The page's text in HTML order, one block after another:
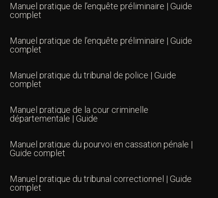
Manuel pratique de l’enquête préliminaire | Guide
complet
Manuel pratique de l’enquête préliminaire | Guide
complet
Manuel pratique du tribunal de police | Guide
complet
Manuel pratique de la cour criminelle
départementale | Guide
Manuel pratique du pourvoi en cassation pénale |
Guide complet
Manuel pratique du tribunal correctionnel | Guide
complet